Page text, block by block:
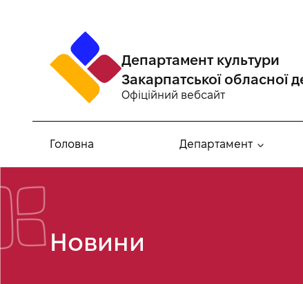
Департамент культури
Закарпатської обласної
Офіційний вебсайт
Головна Департамент
Новини